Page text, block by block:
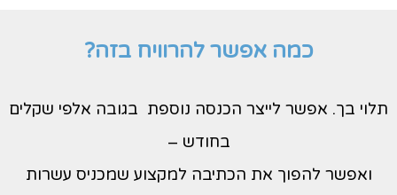
כמה אפשר להרוויח בזה?
תלוי בך. אפשר לייצר הכנסה נוספת בגובה אלפי שקלים
בחודש –
ואפשר להפוך את הכתיבה למקצוע שמכניס עשרות